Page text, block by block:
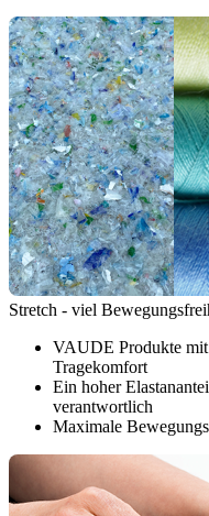
Stretch - viel
VAUDE Produkte mit
Tragekomfort
Ein hoher
verantwortlich
Maximale